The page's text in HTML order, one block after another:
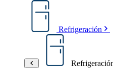
Refrigeración